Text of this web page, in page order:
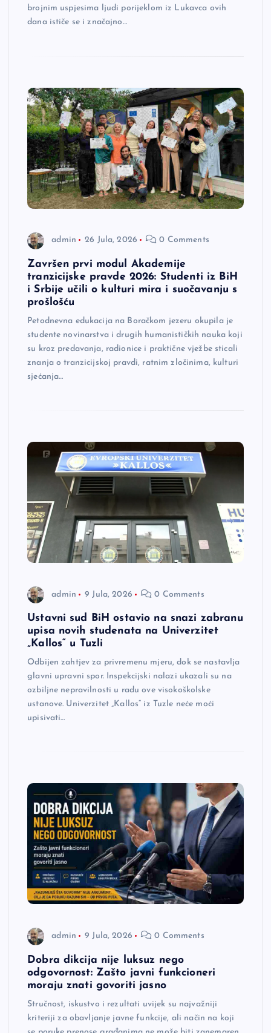
brojnim uspjesima ljudi porijeklom iz Lukavca ovih
dana ističe se i značajno…
admin 26 Jula, 2026 0 Comments
Završen prvi modul Akademije
tranzicijske pravde 2026: Studenti iz BiH
i Srbije učili o kulturi mira i suočavanju s
prošlošću
Petodnevna edukacija na Boračkom jezeru okupila je
studente novinarstva i drugih humanističkih nauka koji
su kroz predavanja, radionice i praktične vježbe sticali
znanja o tranzicijskoj pravdi, ratnim zločinima, kulturi
sjećanja…
admin 9 Jula, 2026 0 Comments
Ustavni sud BiH ostavio na snazi zabranu
upisa novih studenata na Univerzitet
„Kallos“ u Tuzli
Odbijen zahtjev za privremenu mjeru, dok se nastavlja
glavni upravni spor. Inspekcijski nalazi ukazali su na
ozbiljne nepravilnosti u radu ove visokoškolske
ustanove. Univerzitet „Kallos“ iz Tuzle neće moći
upisivati…
admin 9 Jula, 2026 0 Comments
Dobra dikcija nije luksuz nego
odgovornost: Zašto javni funkcioneri
moraju znati govoriti jasno
Stručnost, iskustvo i rezultati uvijek su najvažniji
kriteriji za obavljanje javne funkcije, ali način na koji